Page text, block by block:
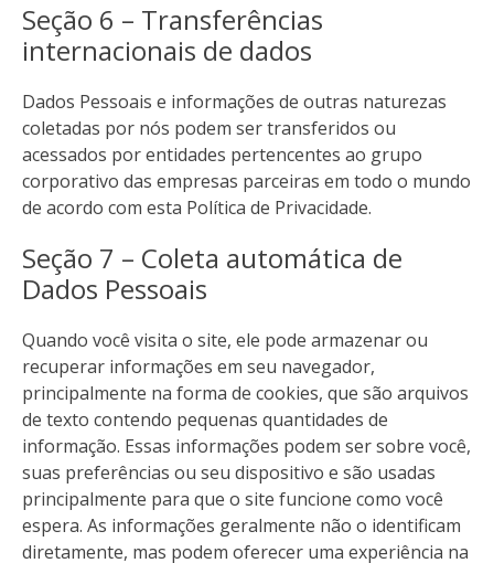
Seção 6 – Transferências
internacionais de dados
Dados Pessoais e informações de outras naturezas
coletadas por nós podem ser transferidos ou
acessados por entidades pertencentes ao grupo
corporativo das empresas parceiras em todo o mundo
de acordo com esta Política de Privacidade.
Seção 7 – Coleta automática de
Dados Pessoais
Quando você visita o site, ele pode armazenar ou
recuperar informações em seu navegador,
principalmente na forma de cookies, que são arquivos
de texto contendo pequenas quantidades de
informação. Essas informações podem ser sobre você,
suas preferências ou seu dispositivo e são usadas
principalmente para que o site funcione como você
espera. As informações geralmente não o identificam
diretamente, mas podem oferecer uma experiência na